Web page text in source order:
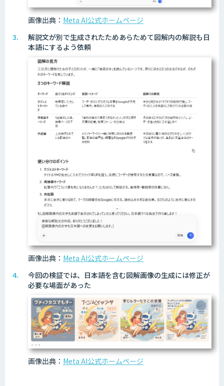
画像出典： Meta AI公式ホームページ
解説文が別で生成されたためあらためて図解内の解説も日
本語にするよう依頼
画像出典： Meta AI公式ホームページ
今回の検証では、日本語を含む図解画像の生成には修正が
必要な場面があった
画像出典： Meta AI公式ホームページ